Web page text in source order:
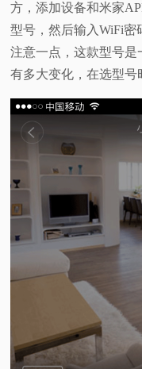
方，添加设备和米家
型号，然后输入WiFi
注意一点，这款型号
有多大变化，在选型号